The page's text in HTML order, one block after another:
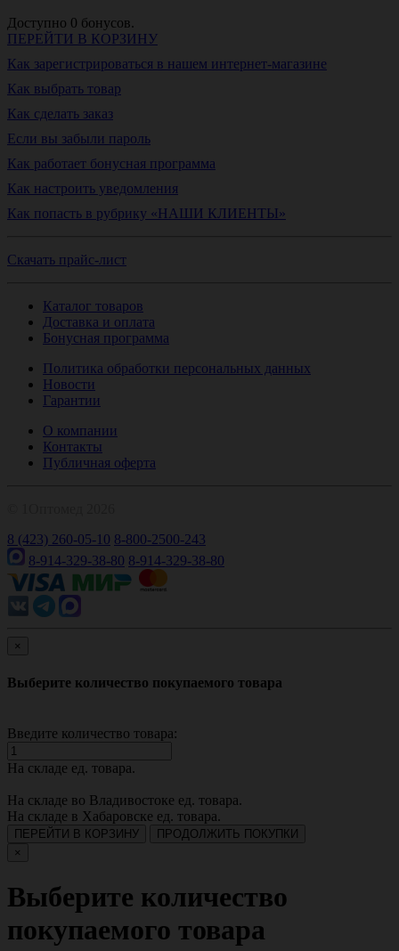
Доступно 0 бонусов.
ПЕРЕЙТИ В КОРЗИНУ
Как зарегистрироваться в нашем интернет-магазине
Как выбрать товар
Как сделать заказ
Если вы забыли пароль
Как работает бонусная программа
Как настроить уведомления
Как попасть в рубрику «НАШИ КЛИЕНТЫ»
Скачать прайс-лист
Каталог товаров
Доставка и оплата
Бонусная программа
Политика обработки персональных данных
Новости
Гарантии
О компании
Контакты
Публичная оферта
8 (423) 260-05-10 8-800-2500-243
8-914-329-38-80 8-914-329-38-80
×
Выберите количество покупаемого товара
Введите количество товара:
На складе ед. товара.
На складе во Владивостоке ед. товара.
На складе в Хабаровске ед. товара.
ПЕРЕЙТИ В КОРЗИНУ
ПРОДОЛЖИТЬ ПОКУПКИ
×
Выберите количество
покупаемого товара